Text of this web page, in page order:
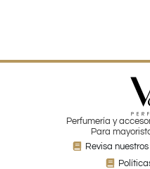
Perfumería y
Para
Revisa